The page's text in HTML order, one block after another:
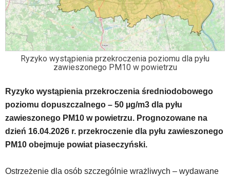
do
treści,
które
znajduje
się
bezpośrednio
wiadomością.
Strona
wyposażona
skróty
Ryzyko wystąpienia przekroczenia poziomu dla pyłu
zawieszonego PM10 w powietrzu
Ryzyko wystąpienia przekroczenia średniodobowego
poziomu dopuszczalnego – 50 µg/m3 dla pyłu
zawieszonego PM10 w powietrzu. Prognozowane na
dzień 16.04.2026 r. przekroczenie dla pyłu zawieszonego
PM10 obejmuje powiat piaseczyński.
Ostrzeżenie dla osób szczególnie wrażliwych – wydawane